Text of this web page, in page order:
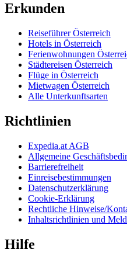
Erkunden
Reiseführer Österreich
Hotels in Österreich
Ferienwohnungen
Städtereisen Österreich
Flüge in Österreich
Mietwagen Österreich
Alle Unterkunftsarten
Richtlinien
Expedia.at AGB
Allgemeine
Barrierefreiheit
Einreisebestimmungen
Datenschutzerklärung
Cookie-Erklärung
Rechtliche Hinweise/
Inhaltsrichtlinien und
Hilfe